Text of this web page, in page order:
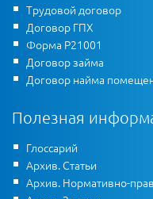
Трудовой договор
Договор ГПХ
Форма Р21001
Договор займа
Договор найма
Полезная
Глоссарий
Архив. Статьи
Архив. Нормативно-